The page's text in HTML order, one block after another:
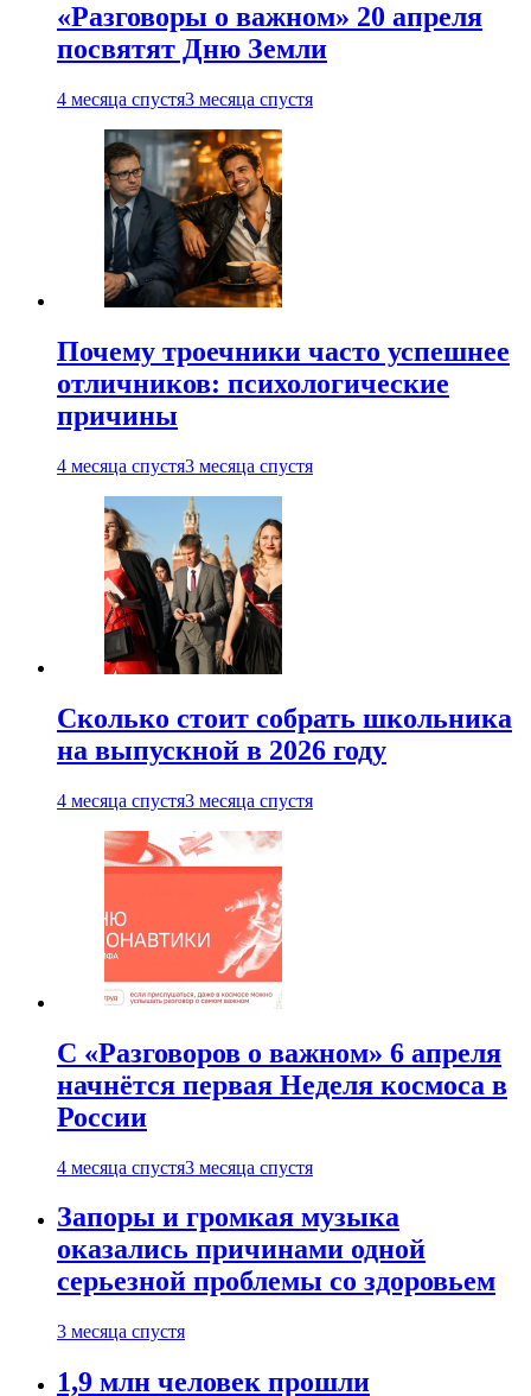
«Разговоры о важном» 20 апреля
посвятят Дню Земли
4 месяца спустя3 месяца спустя
Почему троечники часто успешнее
отличников: психологические
причины
4 месяца спустя3 месяца спустя
Сколько стоит собрать школьника
на выпускной в 2026 году
4 месяца спустя3 месяца спустя
С «Разговоров о важном» 6 апреля
начнётся первая Неделя космоса в
России
4 месяца спустя3 месяца спустя
Запоры и громкая музыка
оказались причинами одной
серьезной проблемы со здоровьем
3 месяца спустя
1,9 млн человек прошли